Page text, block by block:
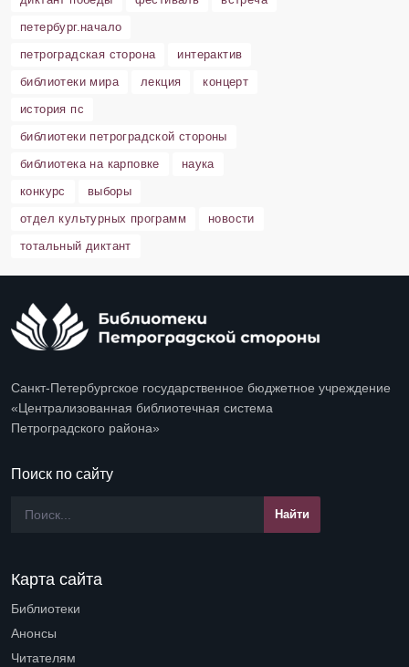
петербург.начало
петроградская сторона
интерактив
библиотеки мира
лекция
концерт
история пс
библиотеки петроградской стороны
библиотека на карповке
наука
конкурс
выборы
отдел культурных программ
новости
тотальный диктант
Санкт-Петербургское государственное бюджетное учреждение
«Централизованная библиотечная система
Петроградского района»
Поиск по сайту
Карта сайта
Библиотеки
Анонсы
Читателям